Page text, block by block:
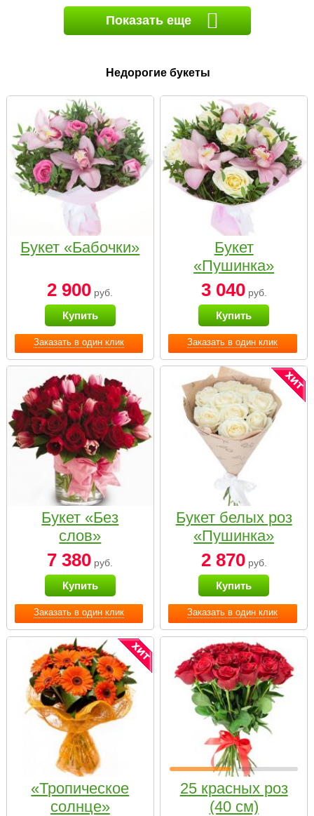
Показать еще
Недорогие букеты
Заказать в один клик
Букет «Бабочки»
2 900 руб.
Купить
Заказать в один клик
Букет
«Пушинка»
3 040руб.
Купить
Заказать в один клик
Букет «Без
слов»
7 380 руб.
Купить
Заказать в один клик
Букет белых роз
«Пушинка»
2 870руб.
Купить
«Тропическое
солнце»
25 красных роз
(40 см)